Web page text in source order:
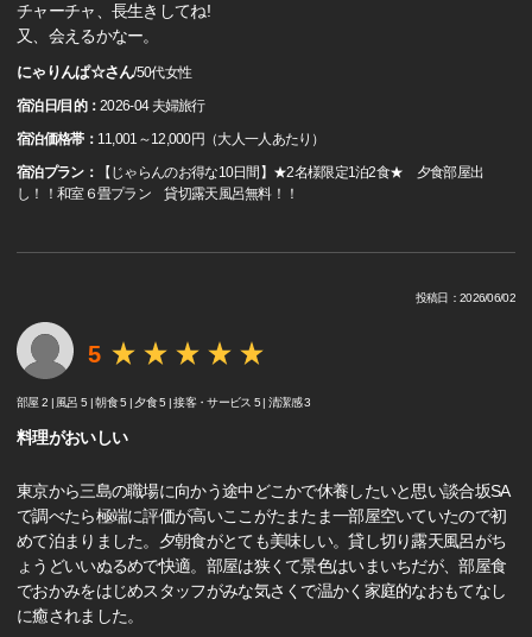
チャーチャ、長生きしてね!
又、会えるかなー。
にゃりんぱ☆さん/50代女性
宿泊日/目的：2026-04 夫婦旅行
宿泊価格帯： 11,001～12,000円（大人一人あたり）
宿泊プラン：
【じゃらんのお得な10日間】★2名様限定1泊2食★ 夕食部屋出
し！！和室６畳プラン 貸切露天風呂無料！！
投稿日：2026/06/02
5
部屋 2 | 風呂 5 |朝食 5 | 夕食 5 |接客・サービス 5 |清潔感 3
料理がおいしい
東京から三島の職場に向かう途中どこかで休養したいと思い談合坂SA
で調べたら極端に評価が高いここがたまたま一部屋空いていたので初
めて泊まりました。夕朝食がとても美味しい。貸し切り露天風呂がち
ょうどいいぬるめで快適。部屋は狭くて景色はいまいちだが、部屋食
でおかみをはじめスタッフがみな気さくで温かく家庭的なおもてなし
に癒されました。